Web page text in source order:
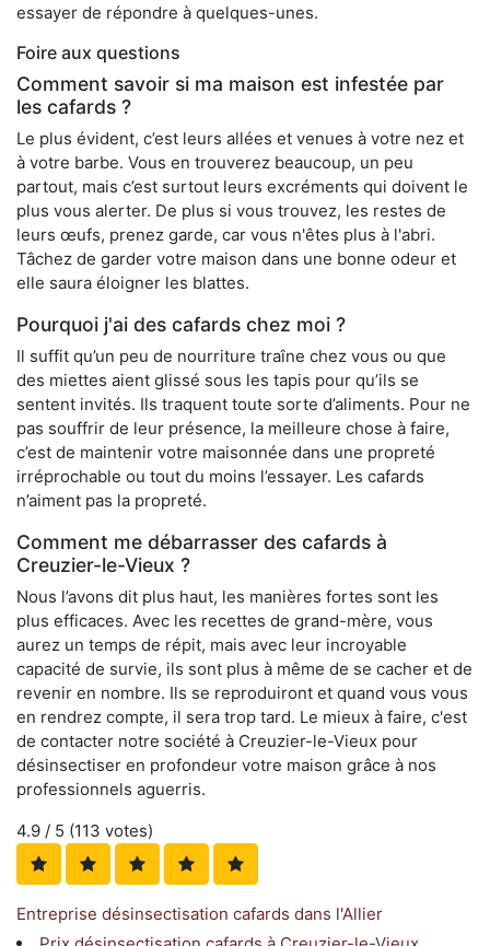
essayer de répondre à quelques-unes.
Foire aux questions
Comment savoir si ma maison est infestée par
les cafards ?
Le plus évident, c’est leurs allées et venues à votre nez et
à votre barbe. Vous en trouverez beaucoup, un peu
partout, mais c’est surtout leurs excréments qui doivent le
plus vous alerter. De plus si vous trouvez, les restes de
leurs œufs, prenez garde, car vous n'êtes plus à l'abri.
Tâchez de garder votre maison dans une bonne odeur et
elle saura éloigner les blattes.
Pourquoi j'ai des cafards chez moi ?
Il suffit qu’un peu de nourriture traîne chez vous ou que
des miettes aient glissé sous les tapis pour qu’ils se
sentent invités. Ils traquent toute sorte d’aliments. Pour ne
pas souffrir de leur présence, la meilleure chose à faire,
c’est de maintenir votre maisonnée dans une propreté
irréprochable ou tout du moins l’essayer. Les cafards
n’aiment pas la propreté.
Comment me débarrasser des cafards à
Creuzier-le-Vieux ?
Nous l’avons dit plus haut, les manières fortes sont les
plus efficaces. Avec les recettes de grand-mère, vous
aurez un temps de répit, mais avec leur incroyable
capacité de survie, ils sont plus à même de se cacher et de
revenir en nombre. Ils se reproduiront et quand vous vous
en rendrez compte, il sera trop tard. Le mieux à faire, c'est
de contacter notre société à Creuzier-le-Vieux pour
désinsectiser en profondeur votre maison grâce à nos
professionnels aguerris.
4.9 / 5 (113 votes)
Entreprise désinsectisation cafards dans l'Allier